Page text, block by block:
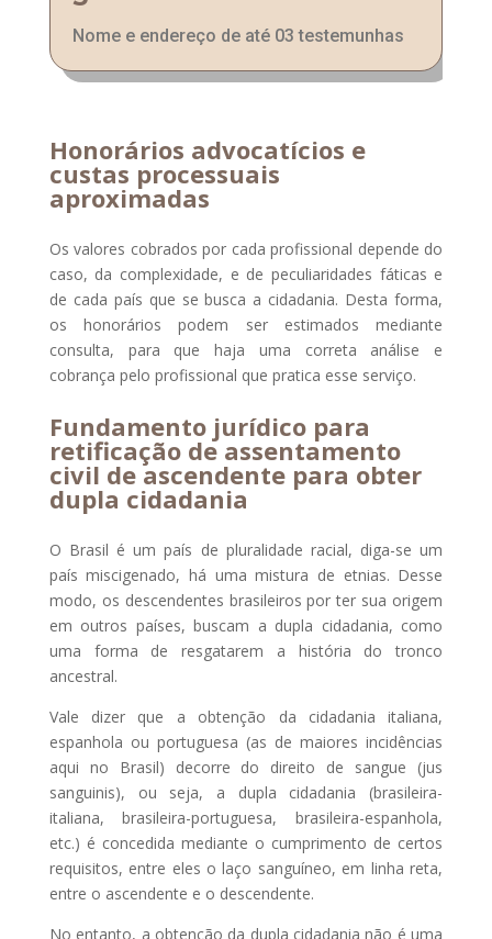
Nome e endereço de até 03 testemunhas
Honorários advocatícios e
custas processuais
aproximadas
Os valores cobrados por cada profissional depende do
caso, da complexidade, e de peculiaridades fáticas e
de cada país que se busca a cidadania. Desta forma,
os honorários podem ser estimados mediante
consulta, para que haja uma correta análise e
cobrança pelo profissional que pratica esse serviço.
Fundamento jurídico para
retificação de assentamento
civil de ascendente para obter
dupla cidadania
O Brasil é um país de pluralidade racial, diga-se um
país miscigenado, há uma mistura de etnias. Desse
modo, os descendentes brasileiros por ter sua origem
em outros países, buscam a dupla cidadania, como
uma forma de resgatarem a história do tronco
ancestral.
Vale dizer que a obtenção da cidadania italiana,
espanhola ou portuguesa (as de maiores incidências
aqui no Brasil) decorre do direito de sangue (jus
sanguinis), ou seja, a dupla cidadania (brasileira-
italiana, brasileira-portuguesa, brasileira-espanhola,
etc.) é concedida mediante o cumprimento de certos
requisitos, entre eles o laço sanguíneo, em linha reta,
entre o ascendente e o descendente.
No entanto, a obtenção da dupla cidadania não é uma